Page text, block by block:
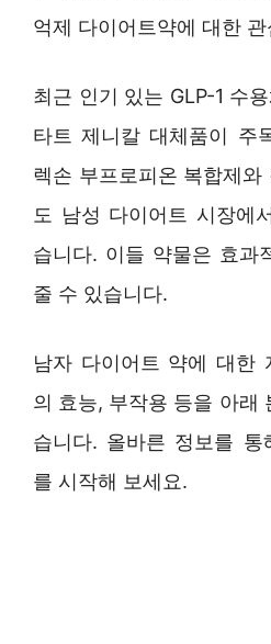
억제 다이어트약에 대한
최근 인기 있는 GLP-1 수
타트 제니칼 대체품이 주
렉손 부프로피온 복합제
도 남성 다이어트 시장에
습니다. 이들 약물은 효과
줄 수 있습니다.
남자 다이어트 약에 대한
의 효능, 부작용 등을 아래
습니다. 올바른 정보를 통
를 시작해 보세요.